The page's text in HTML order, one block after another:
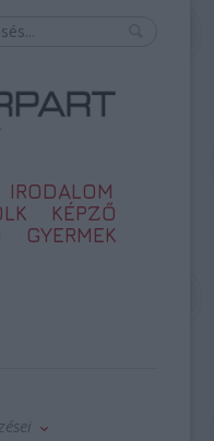
IRODALOM
KÉPZŐ
GYERMEK